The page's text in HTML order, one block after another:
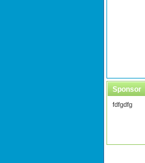
Sponsor
fdfgdfg